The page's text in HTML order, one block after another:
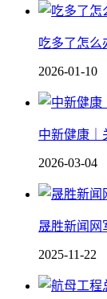
吃多了怎么
2026-01-10
中新健康｜
2026-03-04
晟胜新闻网
2025-11-22